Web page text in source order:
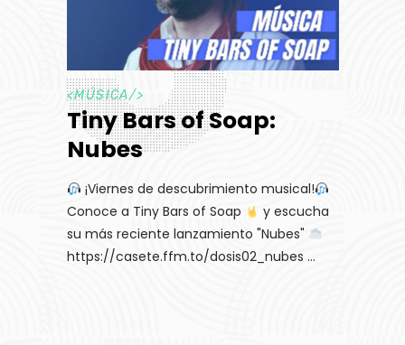
<MÚSICA/>
Tiny Bars of Soap:
Nubes
¡Viernes de descubrimiento musical!
Conoce a Tiny Bars of Soap
y escucha
su más reciente lanzamiento "Nubes"
https://casete.ffm.to/dosis02_nubes